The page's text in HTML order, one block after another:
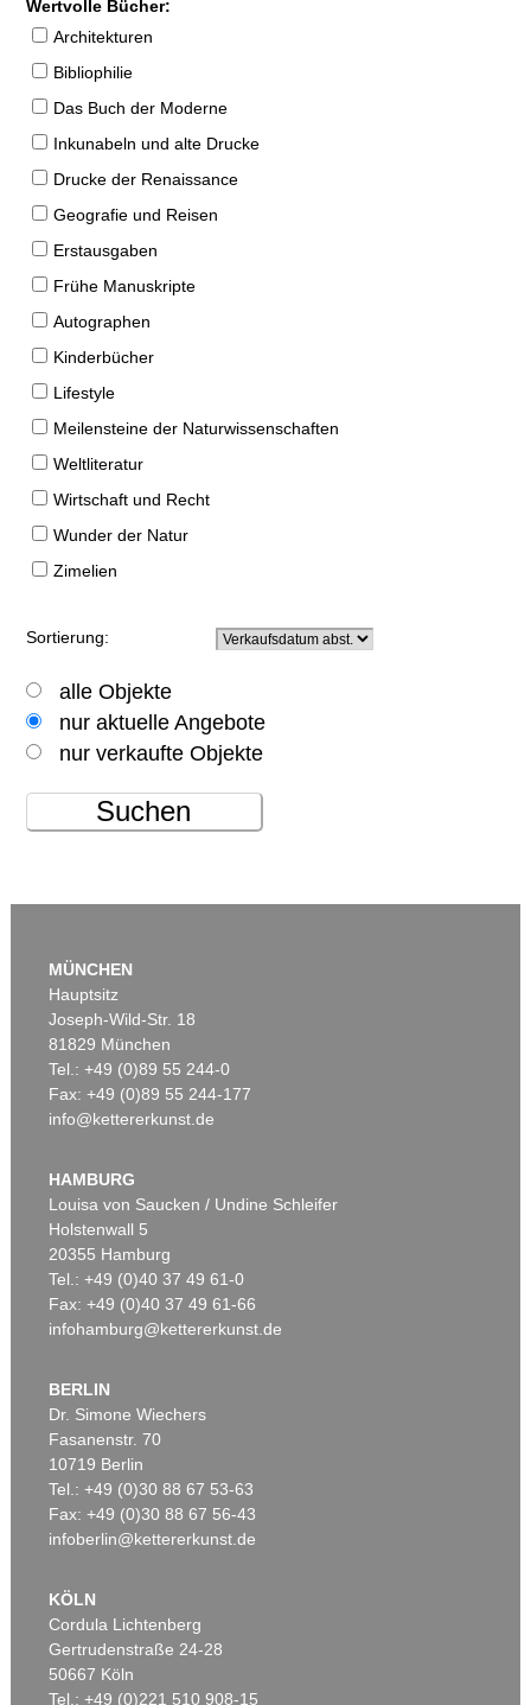
Wertvolle Bücher:
Architekturen
Bibliophilie
Das Buch der Moderne
Inkunabeln und alte Drucke
Drucke der Renaissance
Geografie und Reisen
Erstausgaben
Frühe Manuskripte
Autographen
Kinderbücher
Lifestyle
Meilensteine der Naturwissenschaften
Weltliteratur
Wirtschaft und Recht
Wunder der Natur
Zimelien
Sortierung:
alle Objekte
nur aktuelle Angebote
nur verkaufte Objekte
Suchen
MÜNCHEN
Hauptsitz
Joseph-Wild-Str. 18
81829 München
Tel.: +49 (0)89 55 244-0
Fax: +49 (0)89 55 244-177
info@kettererkunst.de
HAMBURG
Louisa von Saucken / Undine Schleifer
Holstenwall 5
20355 Hamburg
Tel.: +49 (0)40 37 49 61-0
Fax: +49 (0)40 37 49 61-66
infohamburg@kettererkunst.de
BERLIN
Dr. Simone Wiechers
Fasanenstr. 70
10719 Berlin
Tel.: +49 (0)30 88 67 53-63
Fax: +49 (0)30 88 67 56-43
infoberlin@kettererkunst.de
KÖLN
Cordula Lichtenberg
Gertrudenstraße 24-28
50667 Köln
Tel.: +49 (0)221 510 908-15